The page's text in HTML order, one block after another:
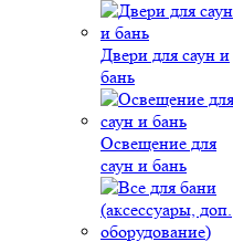
Двери для саун и
бань
Освещение для
саун и бань